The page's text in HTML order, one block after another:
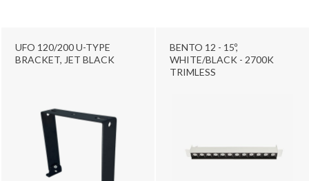
UFO 120/200 U-TYPE
BRACKET, JET BLACK
BENTO 12 - 15º,
WHITE/BLACK - 2700K
TRIMLESS